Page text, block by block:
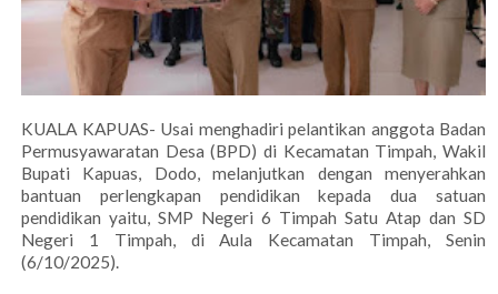
KUALA KAPUAS- Usai menghadiri pelantikan anggota Badan
Permusyawaratan Desa (BPD) di Kecamatan Timpah, Wakil
Bupati Kapuas, Dodo, melanjutkan dengan menyerahkan
bantuan perlengkapan pendidikan kepada dua satuan
pendidikan yaitu, SMP Negeri 6 Timpah Satu Atap dan SD
Negeri 1 Timpah, di Aula Kecamatan Timpah, Senin
(6/10/2025).